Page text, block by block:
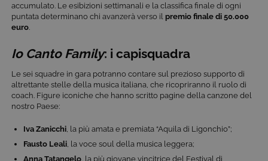
accumulato. Le esibizioni settimanali e la classifica finale di ogni
puntata determinano chi avanzerà verso il premio finale di 50.000
euro
Io Canto Family: i capisquadra
Le sei squadre in gara potranno contare sul prezioso supporto di
altrettante stelle della musica italiana, che ricopriranno il ruolo di
coach. Figure iconiche che hanno scritto pagine della canzone del
nostro Paese:
Iva Zanicchi , la più amata e premiata “Aquila di Ligonchio”;
Fausto Leali , la voce soul della musica leggera;
Anna Tatangelo , la più giovane vincitrice del Festival di